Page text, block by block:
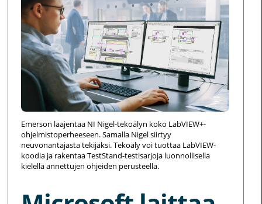
Emerson laajentaa NI Nigel-tekoälyn koko LabVIEW+-
ohjelmistoperheeseen. Samalla Nigel siirtyy
neuvonantajasta tekijäksi. Tekoäly voi tuottaa LabVIEW-
koodia ja rakentaa TestStand-testisarjoja luonnollisella
kielellä annettujen ohjeiden perusteella.